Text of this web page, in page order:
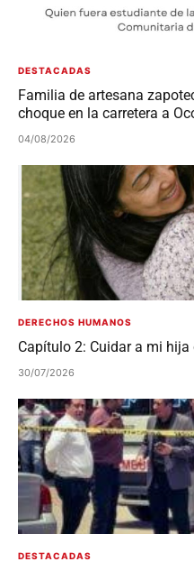
DESTACADAS
Familia de artesana
choque en la carretera a
04/08/2026
DERECHOS HUMANOS
Capítulo 2: Cuidar a mi
30/07/2026
DESTACADAS